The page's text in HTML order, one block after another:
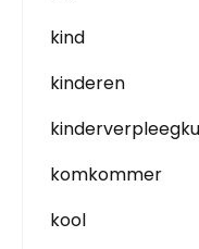
kind
kinderen
komkommer
kool